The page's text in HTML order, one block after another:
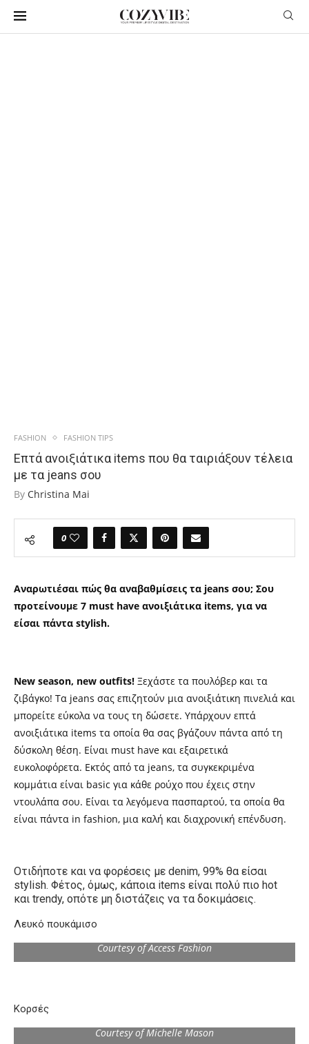
FASHION FASHION TIPS
Επτά ανοιξιάτικα items που θα ταιριάξουν τέλεια
με τα jeans σου
By Christina Mai
0
Αναρωτιέσαι πώς θα αναβαθμίσεις τα jeans σου; Σου
προτείνουμε 7 must have ανοιξιάτικα items, για να
είσαι πάντα stylish.
New season, new outfits! Ξεχάστε τα πουλόβερ και τα
ζιβάγκο! Τα jeans σας επιζητούν μια ανοιξιάτικη πινελιά και
μπορείτε εύκολα να τους τη δώσετε. Υπάρχουν επτά
ανοιξιάτικα items τα οποία θα σας βγάζουν πάντα από τη
δύσκολη θέση. Είναι must have και εξαιρετικά
ευκολοφόρετα. Εκτός από τα jeans, τα συγκεκριμένα
κομμάτια είναι basic για κάθε ρούχο που έχεις στην
ντουλάπα σου. Είναι τα λεγόμενα πασπαρτού, τα οποία θα
είναι πάντα in fashion, μια καλή και διαχρονική επένδυση.
Οτιδήποτε και να φορέσεις με denim, 99% θα είσαι
stylish. Φέτος, όμως, κάποια items είναι πολύ πιο hot
και trendy, οπότε μη διστάζεις να τα δοκιμάσεις.
Λευκό πουκάμισο
Courtesy of Access Fashion
Κορσές
Courtesy of Michelle Mason